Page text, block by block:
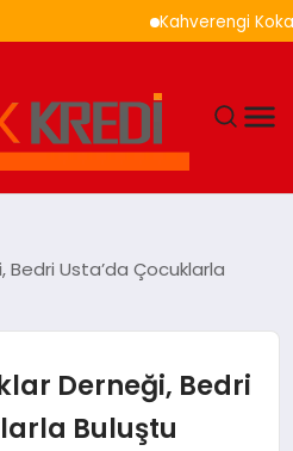
Kahverengi Kokarca
Bedri Usta’da Çocuklarla
Derneği, Bedri
Buluştu